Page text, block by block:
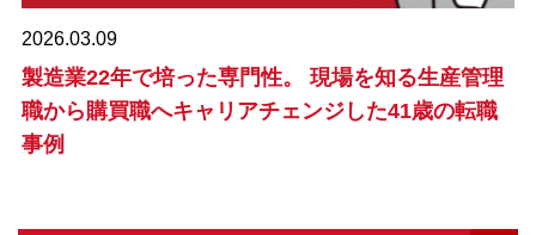
2026.03.09
製造業22年で培った専門性。 現場を知る生産管理
職から購買職へキャリアチェンジした41歳の転職
事例